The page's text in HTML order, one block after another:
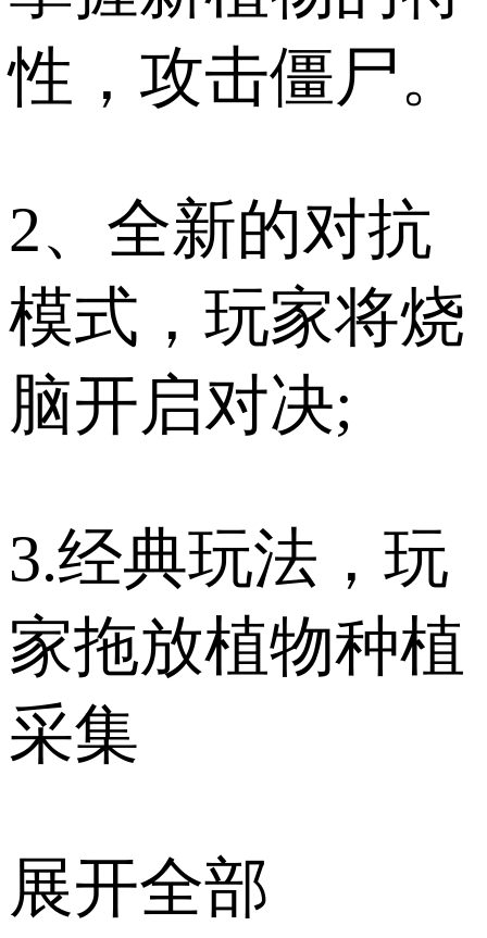
性，攻击僵尸。
2、全新的对抗
模式，玩家将烧
脑开启对决;
3.经典玩法，玩
家拖放植物种植
采集
展开全部